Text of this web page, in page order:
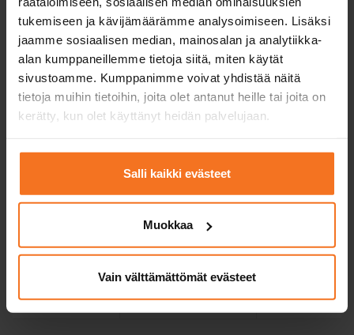
tukemiseen ja kävijämäärämme analysoimiseen. Lisäksi
jaamme sosiaalisen median, mainosalan ja analytiikka-
alan kumppaneillemme tietoja siitä, miten käytät
sivustoamme. Kumppanimme voivat yhdistää näitä
tietoja muihin tietoihin, joita olet antanut heille tai joita on
kerätty, kun olet käyttänyt heidän palvelujaan.
Salli kaikki evästeet
Muokkaa
Vain välttämättömät evästeet
oppikirja
harjoittelu­ohjelma
ei tarvita tarvittaessa
Koulutuskielet
valitulla
suomi suomi
+ viranomaiskulut
549 €
Ilmoittaudu Ilmoittaudu